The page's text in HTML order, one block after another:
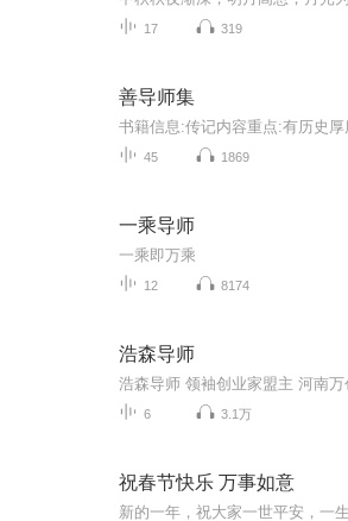
17 319
善导师集
45 1869
一乘导师
一乘即万乘
12 8174
浩森导师
6 3.1万
祝春节快乐 万事如意